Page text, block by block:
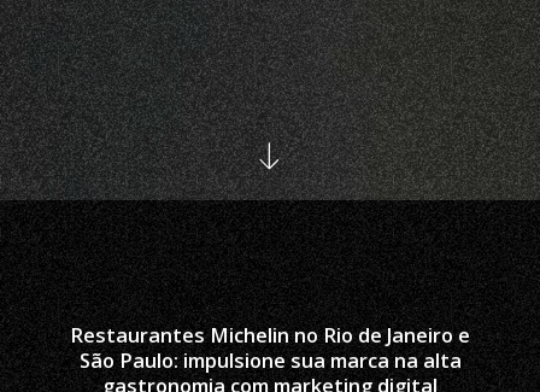
Restaurantes Michelin no Rio de Janeiro e
São Paulo: impulsione sua marca na alta
gastronomia com marketing digital